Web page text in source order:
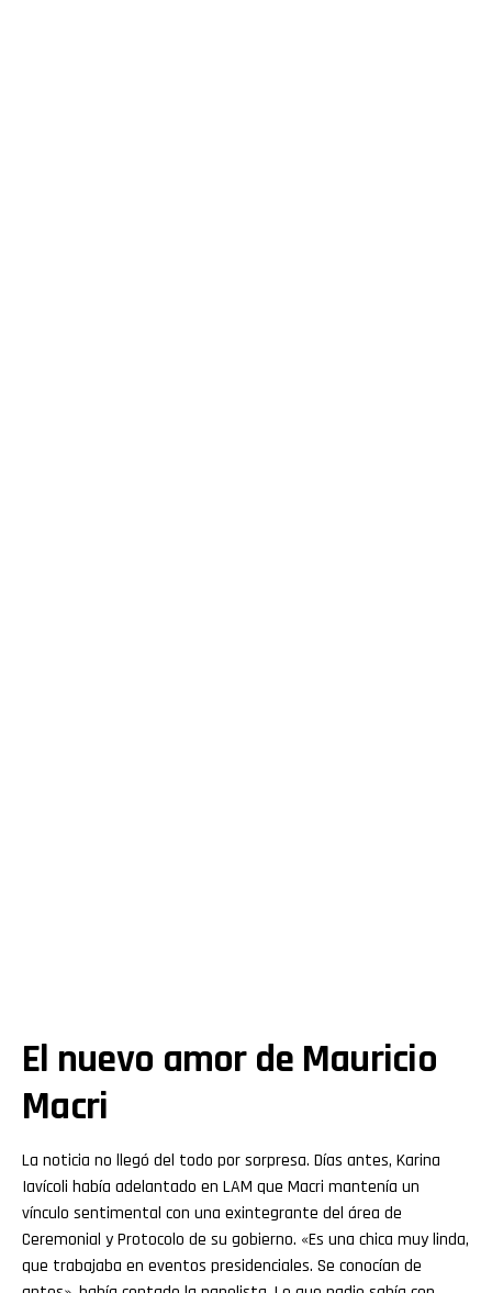
El nuevo amor de Mauricio
Macri
La noticia no llegó del todo por sorpresa. Días antes, Karina
Iavícoli había adelantado en LAM que Macri mantenía un
vínculo sentimental con una exintegrante del área de
Ceremonial y Protocolo de su gobierno. «Es una chica muy linda,
que trabajaba en eventos presidenciales. Se conocían de